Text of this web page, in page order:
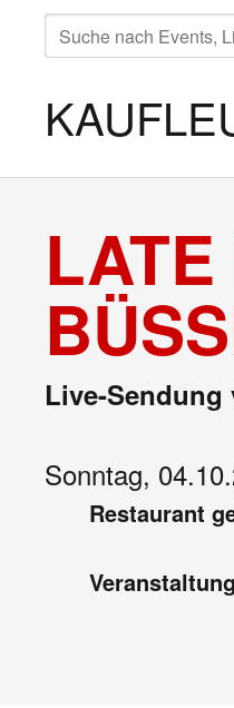
SUCHE
NACH:
Live-Sendung
Sonntag,
Restaurant